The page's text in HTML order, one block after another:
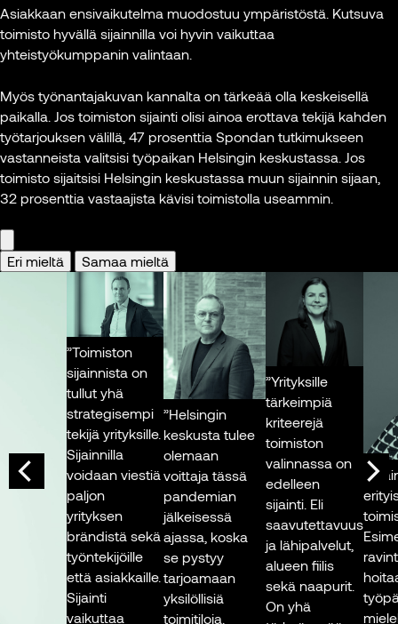
olivat myös
parempaan
Voidaan
voi jopa suojata
Ruohomäki
ja
Iina Vapaavuori
Head of
Sponda
Kuva: Sponda
kaipaa edellytyksiä
sille, että kehosta ja
onnistuu helposti
työssä.”
Perttu Pölönen
Futuristi,
tietokirjailija, puhuja
Asiakkaan ensivaikutelma muodostuu ympäristöstä. Kutsuva
toimisto hyvällä sijainnilla voi hyvin vaikuttaa
yhteistyökumppanin valintaan.
Myös työnantajakuvan kannalta on tärkeää olla keskeisellä
paikalla. Jos toimiston sijainti olisi ainoa erottava tekijä kahden
työtarjouksen välillä, 47 prosenttia Spondan tutkimukseen
vastanneista valitsisi työpaikan Helsingin keskustassa. Jos
toimisto sijaitsisi Helsingin keskustassa muun sijainnin sijaan,
32 prosenttia vastaajista kävisi toimistolla useammin.
Eri mieltä Samaa mieltä
”Toimiston
sijainnista on
tullut yhä
strategisempi
tekijä yrityksille.
Sijainnilla
voidaan viestiä
paljon
yrityksen
brändistä sekä
työntekijöille
että asiakkaille.
Sijainti
vaikuttaa
”Helsingin
keskusta tulee
olemaan
voittaja tässä
pandemian
jälkeisessä
ajassa, koska
se pystyy
tarjoamaan
yksilöllisiä
toimitiloja.
”Yrityksille
tärkeimpiä
kriteerejä
toimiston
valinnassa on
edelleen
sijainti. Eli
saavutettavuus
ja lähipalvelut,
alueen fiilis
sekä naapurit.
On yhä
hoitaa